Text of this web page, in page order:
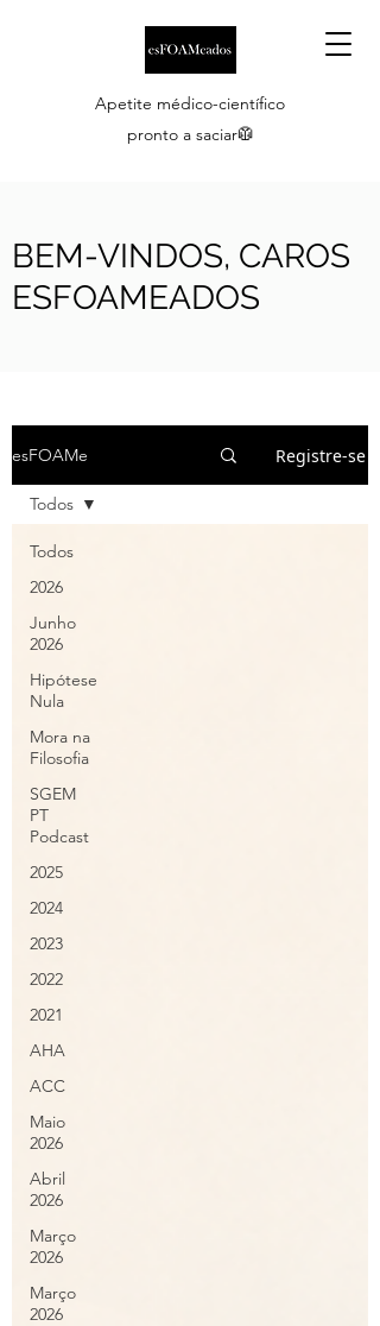
Apetite médico-científico
pronto a saciar🥼
BEM-VINDOS, CAROS
ESFOAMEADOS
esFOAMe Registre-se
Todos
2026
Junho
2026
Hipótese
Nula
Mora na
Filosofia
SGEM
PT
Podcast
2025
2024
2023
2022
2021
AHA
ACC
Maio
2026
Abril
2026
Março
2026
Março
2026
Todos